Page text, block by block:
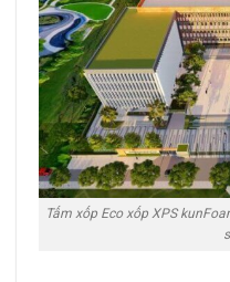
Tấm xốp Eco xốp XPS